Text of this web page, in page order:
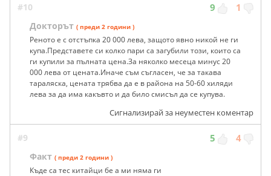
#10 9 1
Докторът ( преди 2 години )
Реното е с отстъпка 20 000 лева, защото явно никой не ги
купа.Представете си колко пари са загубили този, които са
ги купили за пълната цена.За няколко месеца минус 20
000 лева от цената.Иначе съм съгласен, че за такава
тараляска, цената трябва да е в района на 50-60 хиляди
лева за да има какъвто и да било смисъл да се купува.
Сигнализирай за неуместен коментар
#9 5 4
Факт ( преди 2 години )
Къде са тес китайци бе а ми няма ги